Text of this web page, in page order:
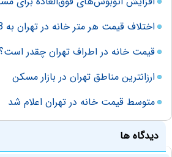
اختلاف قیمت هر متر خانه در تهران به 88 میلیون تومان رسید!
قیمت خانه در اطراف تهران چقدر
ارزانترین مناطق تهران در بازار مسکن
متوسط قیمت خانه در تهران اعلام شد
دیدگاه ها